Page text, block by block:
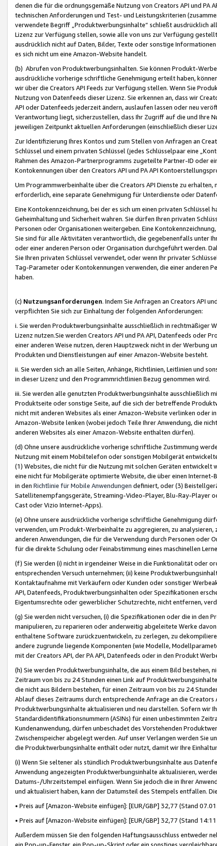
denen die für die ordnungsgemäße Nutzung von Creators API und PA
technischen Anforderungen und Test- und Leistungskriterien
verwendete Begriff „Produktwerbungsinhalte“ schließt ausdrücklich
Lizenz zur Verfügung stellen, sowie alle von uns zur Verfügung
ausdrücklich nicht auf Daten, Bilder, Texte oder sonstige
es sich nicht um eine Amazon-Website handelt.
(b) Abrufen von Produktwerbungsinhalten. Sie können Produkt-
ausdrückliche vorherige schriftliche Genehmigung erteilt haben,
wir über die Creators API Feeds zur Verfügung stellen. Wenn Sie
Nutzung von Datenfeeds dieser Lizenz. Sie erkennen an, dass wir
API oder Datenfeeds jederzeit ändern, auslaufen lassen oder neu
Verantwortung liegt, sicherzustellen, dass Ihr Zugriff auf die und Ihre
jeweiligen Zeitpunkt aktuellen Anforderungen (einschließlich dieser
Zur Identifizierung Ihres Kontos und zum Stellen von Anfragen an
Schlüssel und einem privaten Schlüssel (jedes Schlüsselpaar eine
Rahmen des Amazon-Partnerprogramms zugeteilte Partner-ID oder
Kontokennungen über den Creators API und PA API
Um Programmwerbeinhalte über die Creators API Dienste zu
erforderlich, eine separate Genehmigung für Unterdienste oder
Eine Kontokennzeichnung, bei der es sich um einen privaten
Geheimhaltung und Sicherheit wahren. Sie dürfen Ihren privaten
Personen oder Organisationen weitergeben. Eine
Sie sind für alle Aktivitäten verantwortlich, die gegebenenfalls unter
oder einer anderen Person oder Organisation durchgeführt werden.
Sie Ihren privaten Schlüssel verwendet, oder wenn Ihr privater
Tag-Parameter oder Kontokennungen verwenden, die einer anderen
haben.
(c) Nutzungsanforderungen. Indem Sie Anfragen an Creators API
verpflichten Sie sich zur Einhaltung der folgenden Anforderungen:
i. Sie werden Produktwerbungsinhalte ausschließlich in rechtmäßiger
Lizenz nutzen.Sie werden Creators API und PA API, Datenfeeds oder
einer anderen Weise nutzen, deren Hauptzweck nicht in der Werbung
Produkten und Dienstleistungen auf einer Amazon-Website besteht.
ii. Sie werden sich an alle Seiten, Anhänge, Richtlinien, Leitlinien und
in dieser Lizenz und den Programmrichtlinien Bezug genommen wird.
iii. Sie werden alle genutzten Produktwerbungsinhalte ausschließlich
Produktseite oder sonstige Seite, auf die sich der betreffende
nicht mit anderen Websites als einer Amazon-Website verlinken oder
Amazon-Website lenken (wobei jedoch Teile Ihrer Anwendung, die
anderen Websites als einer Amazon-Website enthalten dürfen).
(d) Ohne unsere ausdrückliche vorherige schriftliche Zustimmung
Nutzung mit einem Mobiltelefon oder sonstigen Mobilgerät
(1) Websites, die nicht für die Nutzung mit solchen Geräten
eine nicht für Mobilgeräte optimierte Website, die über einen
in den Richtlinie für Mobile Anwendungen definiert, oder (3)
Satellitenempfangsgeräte, Streaming-Video-Player, Blu-Ray-Player
Cast oder Vizio Internet-Apps).
(e) Ohne unsere ausdrückliche vorherige schriftliche Genehmigung
verwenden, um Produkt-Werbeinhalte zu aggregieren, zu
anderen Anwendungen, die für die Verwendung durch Personen
für die direkte Schulung oder Feinabstimmung eines maschinellen
(f) Sie werden (i) nicht in irgendeiner Weise in die Funktionalität oder
entsprechenden Versuch unternehmen; (ii) keine
Kontaktaufnahme mit Verkäufern oder Kunden oder sonstiger
API, Datenfeeds, Produktwerbungsinhalten oder Spezifikationen
Eigentumsrechte oder gewerblicher Schutzrechte, nicht entfernen,
(g) Sie werden nicht versuchen, (i) die Spezifikationen oder die in
manipulieren, zu reparieren oder anderweitig abgeleitete Werke
enthaltene Software zurückzuentwickeln, zu zerlegen, zu
andere zugrunde liegende Komponenten (wie Modelle,
mit der Creators API, der PA API, Datenfeeds oder in den Produkt
(h) Sie werden Produktwerbungsinhalte, die aus einem Bild bestehen,
Zeitraum von bis zu 24 Stunden einen Link auf
die nicht aus Bildern bestehen, für einen Zeitraum von bis zu 24
Ablauf dieses Zeitraums durch entsprechende Anfrage an die
Produktwerbungsinhalte aktualisieren und neu darstellen. Sofern wir
Standardidentifikationsnummern (ASINs) für einen unbestimmten
Kundenanwendung, dürfen unbeschadet des Vorstehenden
Zwischenspeicher abgelegt werden. Auf unser Verlangen werden Sie
die Produktwerbungsinhalte enthält oder nutzt, damit wir Ihre
(i) Wenn Sie seltener als stündlich Produktwerbungsinhalte aus
Anwendung angezeigten Produktwerbungsinhalte aktualisieren,
Datums-/Uhrzeitstempel einfügen. Wenn Sie jedoch die in Ihrer
und aktualisiert haben, kann der Datumsteil des Stempels entfallen.
• Preis auf [Amazon-Website einfügen]: [EUR/GBP] 32,77 (Stand
• Preis auf [Amazon-Website einfügen]: [EUR/GBP] 32,77 (Stand
Außerdem müssen Sie den folgenden Haftungsausschluss entweder
ein Pop-up-Fenster, ein Pop-up-Skript oder ein sonstiges